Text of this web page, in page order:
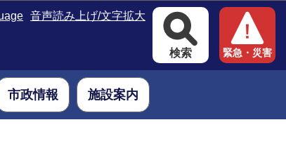
音声読み上げ/文字拡大
検索 緊急・災害
市政情報 施設案内